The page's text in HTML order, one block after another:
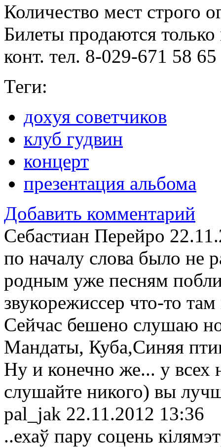
Количество мест строго
Билеты продаются
конт. тел. 8-029-671 58
Теги:
дохуя советчиков
клуб гудвин
концерт
презентация альбома
Добавить комментарий
Себастиан Перейро
по началу слова было не
родным уже песням
звукорежиссер что-то
Сейчас бешено слушаю
Мандаты, Куба,Синяя
Ну и конечно же... у всех
слушайте никого) вы
pal_jak 22.11.2012 13:36
..ехаў пару соцень